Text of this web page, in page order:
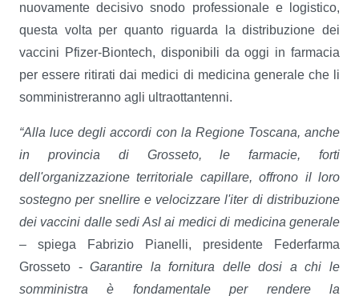
nuovamente decisivo snodo professionale e logistico,
questa volta per quanto riguarda la distribuzione dei
vaccini Pfizer-Biontech, disponibili da oggi in farmacia
per essere ritirati dai medici di medicina generale che li
somministreranno agli ultraottantenni.
“Alla luce degli accordi con la Regione Toscana, anche
in provincia di Grosseto, le farmacie, forti
dell'organizzazione territoriale capillare, offrono il loro
sostegno per snellire e velocizzare l'iter di distribuzione
dei vaccini dalle sedi Asl ai medici di medicina generale
– spiega Fabrizio Pianelli, presidente Federfarma
Grosseto -Garantire la fornitura delle dosi a chi le
somministra è fondamentale per rendere la